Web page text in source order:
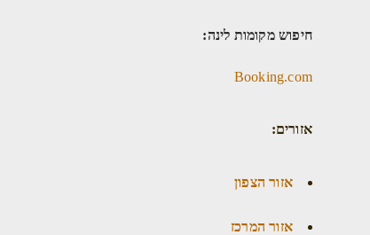
חיפוש מקומות לינה:
Booking.com
אזורים:
אזור הצפון
אזור המרכז